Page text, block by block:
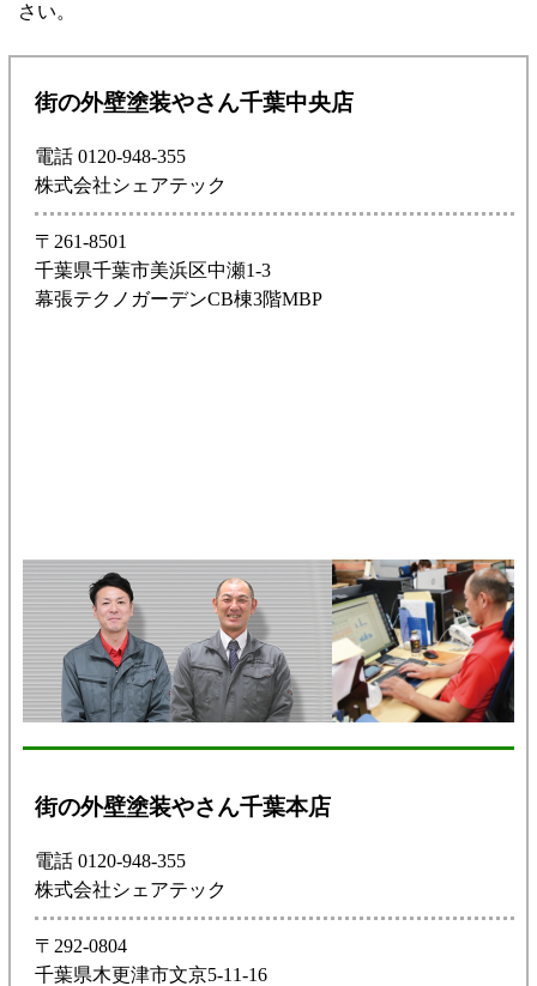
さい。
街の外壁塗装やさん千葉中央店
電話 0120-948-355
株式会社シェアテック
〒261-8501
千葉県千葉市美浜区中瀬1-3
幕張テクノガーデンCB棟3階MBP
街の外壁塗装やさん千葉本店
電話 0120-948-355
株式会社シェアテック
〒292-0804
千葉県木更津市文京5-11-16